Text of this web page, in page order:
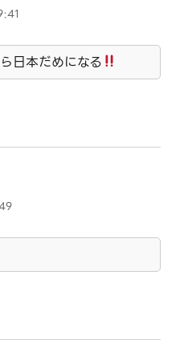
日本だめになる